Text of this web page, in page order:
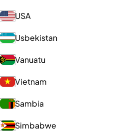
USA
Usbekistan
Vanuatu
Vietnam
Sambia
Simbabwe